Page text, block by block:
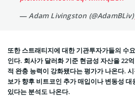
— Adam Livingston (@AdamBLiv)
또한 스트래티지에 대한 기관투자가들의 수
인다. 회사가 달러화 기준 현금성 자산을 22
적 완충 능력이 강화됐다는 평가가 나온다.
보가 향후 비트코인 추가 매입이나 변동성
있다는 분석도 나온다.